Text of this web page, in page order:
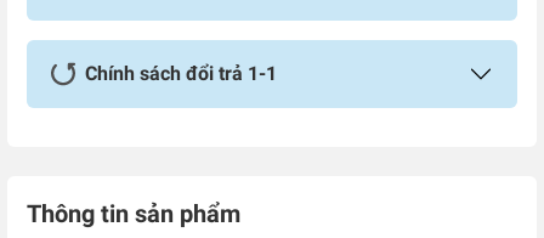
Chính sách đổi trả 1-1
Thông tin sản phẩm